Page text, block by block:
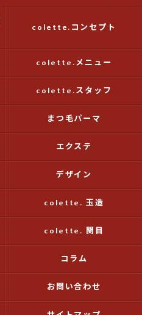
colette.コンセプト
colette.メニュー
colette.スタッフ
まつ毛パーマ
エクステ
デザイン
colette. 玉造
colette. 関目
コラム
お問い合わせ